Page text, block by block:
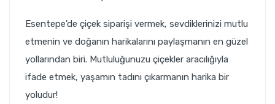
Esentepe'de çiçek siparişi vermek, sevdiklerinizi mutlu
etmenin ve doğanın harikalarını paylaşmanın en güzel
yollarından biri. Mutluluğunuzu çiçekler aracılığıyla
ifade etmek, yaşamın tadını çıkarmanın harika bir
yoludur!